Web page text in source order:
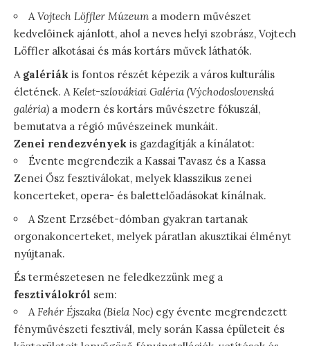
AVojtech Löffler Múzeum a modern művészet
kedvelőinek ajánlott, ahol a neves helyi szobrász, Vojtech
Löffler alkotásai és más kortárs művek láthatók.
A galériák is fontos részét képezik a város kulturális
életének. AKelet-szlovákiai Galéria (Východoslovenská
galéria) a modern és kortárs művészetre fókuszál,
bemutatva a régió művészeinek munkáit.
Zenei rendezvények is gazdagítják a kínálatot:
Évente megrendezik a Kassai Tavasz és a Kassa
Zenei Ősz fesztiválokat, melyek klasszikus zenei
koncerteket, opera- és balettelőadásokat kínálnak.
A Szent Erzsébet-dómban gyakran tartanak
orgonakoncerteket, melyek páratlan akusztikai élményt
nyújtanak.
És természetesen ne feledkezzünk meg a
fesztiválokról sem:
AFehér Éjszaka (Biela Noc) egy évente megrendezett
fényművészeti fesztivál, mely során Kassa épületeit és